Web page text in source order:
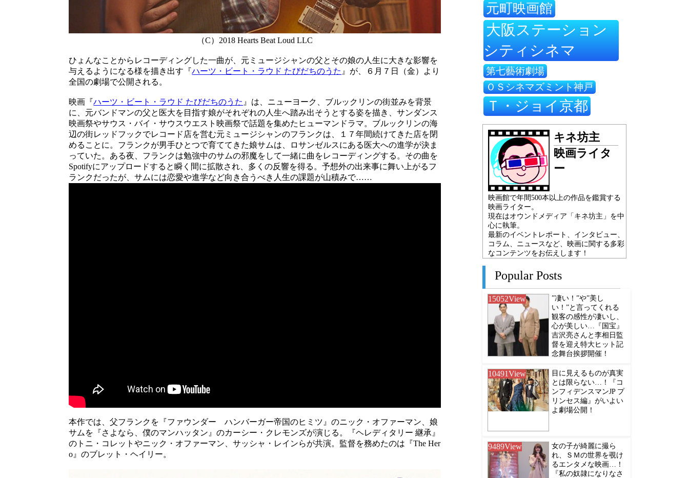
（C）2018 Hearts Beat Loud LLC
ひょんなことからレコーディングした一曲が、元ミュージシャンの父とその娘の人生に大きな影響を
与えるようになる様を描き出す『ハーツ・ビート・ラウド たびだちのうた 』が、６月７日（金）より
全国の劇場で公開される。
映画『ハーツ・ビート・ラウド たびだちのうた 』は、ニューヨーク、ブルックリンの街並みを背景
に、元バンドマンの父と医大を目指す娘がそれぞれの人生へ踏み出そうとする姿を描き、サンダンス
映画祭やサウス・バイ・サウスウエスト映画祭で話題を集めたヒューマンドラマ。ブルックリンの海
辺の街レッドフックでレコード店を営む元ミュージシャンのフランクは、１７年間続けてきた店を閉
めることに。フランクが男手ひとつで育ててきた娘サムは、ロサンゼルスにある医大への進学が決ま
っていた。ある夜、フランクは勉強中のサムの邪魔をして一緒に曲をレコーディングする。その曲を
Spotifyにアップロードすると瞬く間に拡散され、多くの反響を得る。予想外の出来事に舞い上がるフ
ランクだったが、サムには恋愛や進学など向き合うべき人生の課題が山積みで……
本作では、父フランクを『ファウンダー ハンバーガー帝国のヒミツ』のニック・オファーマン、娘
サムを『さよなら、僕のマンハッタン』のカーシー・クレモンズが演じる。『ヘレディタリー 継承』
のトニ・コレットやニック・オファーマン、サッシャ・レインらが共演。監督を務めたのは『The Her
o』のブレット・ヘイリー。
元町映画館
大阪ステーション
シティシネマ
第七藝術劇場
ＯＳシネマズミント神戸
Ｔ・ジョイ京都
キネ坊主
映画ライタ
ー
映画館で年間500本以上の作品を鑑賞する
映画ライター。
現在はオウンドメディア「キネ坊主」を中
心に執筆。
最新のイベントレポート、インタビュー、
コラム、ニュースなど、映画に関する多彩
なコンテンツをお伝えします！
Popular Posts
15052View
”凄い！”や”美し
い！”と言ってくれる
観客の感性が凄いし、
心が美しい…『国宝』
吉沢亮さんと李相日監
督を迎え特大ヒット記
念舞台挨拶開催！
10491View
目に見えるものが真実
とは限らない…！『コ
ンフィデンスマンJP プ
リンセス編』がいよい
よ劇場公開！
9489View
女の子が綺麗に撮ら
れ、ＳＭの世界を覗け
るエンタメな映画…！
『私の奴隷になりなさ